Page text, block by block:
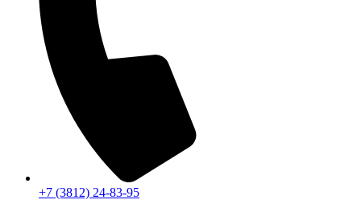
+7 (3812) 24-83-95